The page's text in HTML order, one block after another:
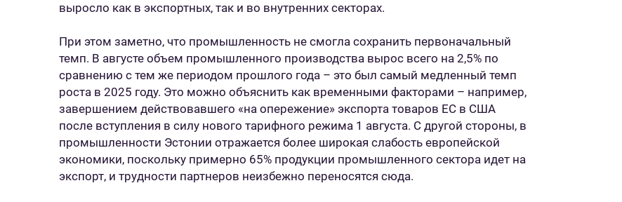
выросло как в экспортных, так и во внутренних секторах.
При этом заметно, что промышленность не смогла сохранить первоначальный
темп. В августе объем промышленного производства вырос всего на 2,5% по
сравнению с тем же периодом прошлого года – это был самый медленный темп
роста в 2025 году. Это можно объяснить как временными факторами – например,
завершением действовавшего «на опережение» экспорта товаров ЕС в США
после вступления в силу нового тарифного режима 1 августа. С другой стороны, в
промышленности Эстонии отражается более широкая слабость европейской
экономики, поскольку примерно 65% продукции промышленного сектора идет на
экспорт, и трудности партнеров неизбежно переносятся сюда.